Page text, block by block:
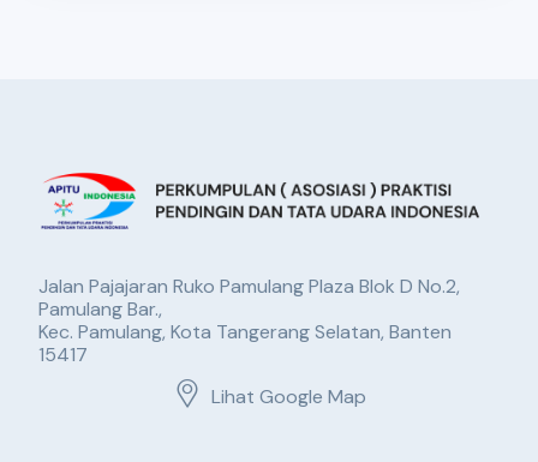
Jalan Pajajaran Ruko Pamulang Plaza Blok D No.2,
Pamulang Bar.,
Kec. Pamulang, Kota Tangerang Selatan, Banten
15417
Lihat Google Map